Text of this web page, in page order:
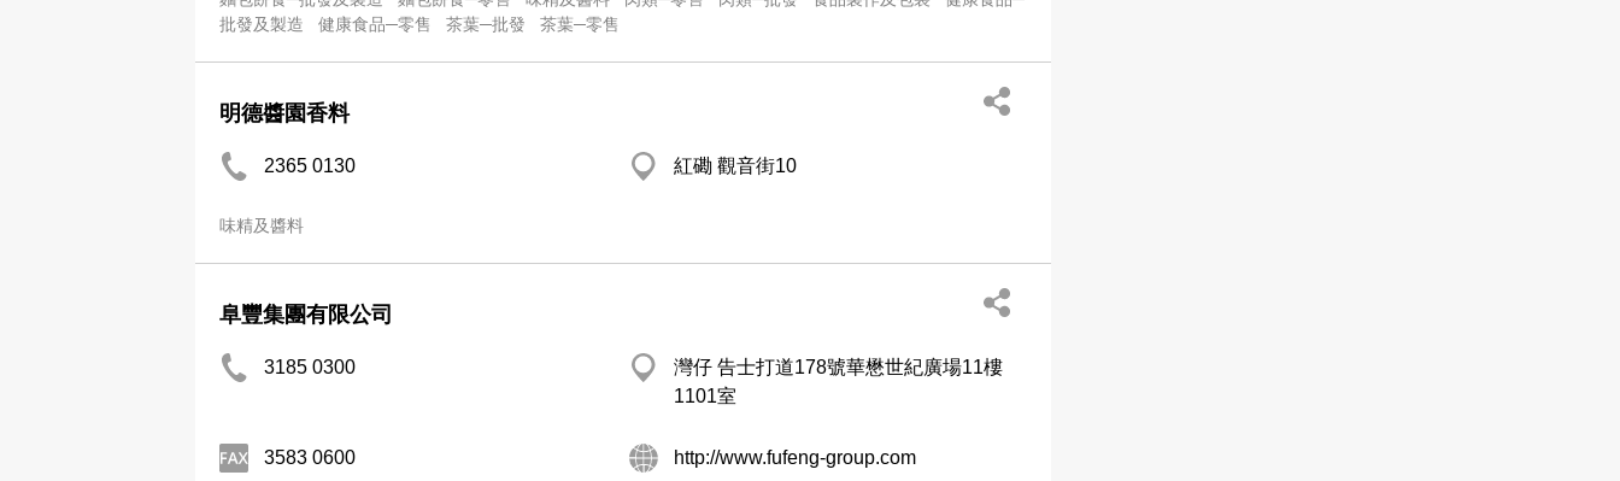
批發及製造
健康食品─零售 茶葉─批發 茶葉─零售
明德醬園香料
2365 0130 紅磡 觀音街10
味精及醬料
阜豐集團有限公司
3185 0300
灣仔 告士打道178號華懋世紀廣場11樓
1101室
3583 0600 http://www.fufeng-group.com